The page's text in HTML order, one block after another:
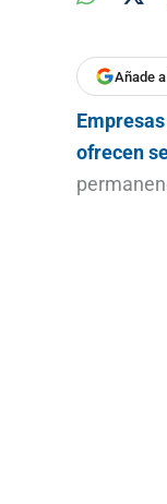
Añade
ofrecen